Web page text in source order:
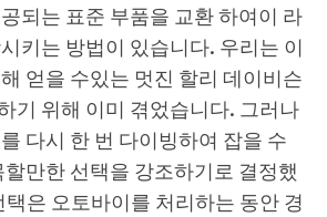
되는 표준 부품을 교환 하여이 라
키는 방법이 있습니다. 우리는 이
얻을 수있는 멋진 할리 데이비슨
기 위해 이미 겪었습니다. 그러나
다시 한 번 다이빙하여 잡을 수
만한 선택을 강조하기로 결정했
은 오토바이를 처리하는 동안 경